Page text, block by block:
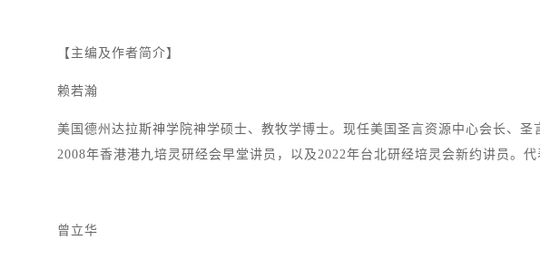
【主编及作者简介】
赖若瀚
美国德州达拉斯神学院神学硕士、教牧学博士。现任美国圣言资源中心会长、
2008年香港港九培灵研经会早堂讲员，以及2022年台北研经培灵会新约讲员
曾立华